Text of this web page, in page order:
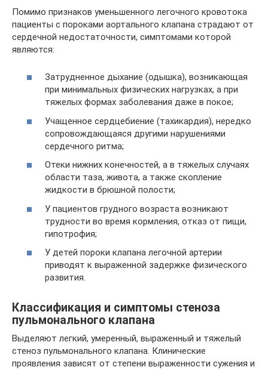
Помимо признаков уменьшенного легочного кровотока
пациенты с пороками аортального клапана страдают от
сердечной недостаточности, симптомами которой
являются:
Затрудненное дыхание (одышка), возникающая
при минимальных физических нагрузках, а при
тяжелых формах заболевания даже в покое;
Учащенное сердцебиение (тахикардия), нередко
сопровождающаяся другими нарушениями
сердечного ритма;
Отеки нижних конечностей, а в тяжелых случаях
области таза, живота, а также скопление
жидкости в брюшной полости;
У пациентов грудного возраста возникают
трудности во время кормления, отказ от пищи,
гипотрофия;
У детей пороки клапана легочной артерии
приводят к выраженной задержке физического
развития.
Классификация и симптомы стеноза
пульмонального клапана
Выделяют легкий, умеренный, выраженный и тяжелый
стеноз пульмонального клапана. Клинические
проявления зависят от степени выраженности сужения и